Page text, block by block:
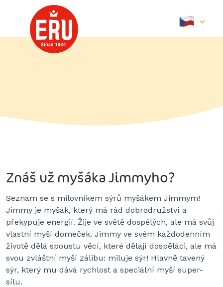
Znáš už myšáka Jimmyho?
Seznam se s milovníkem sýrů myšákem Jimmym!
Jimmy je myšák, který má rád dobrodružství a
překypuje energií. Žije ve světě dospělých, ale má svůj
vlastní myší domeček. Jimmy ve svém každodenním
životě dělá spoustu věcí, které dělají dospěláci, ale má
svou zvláštní myší zálibu: miluje sýr! Hlavně tavený
sýr, který mu dává rychlost a speciální myší super-
sílu.